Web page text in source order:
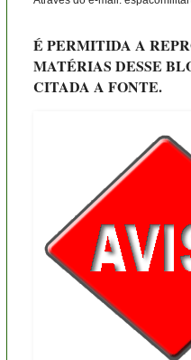
É PERMITIDA A
MATÉRIAS DESSE
CITADA A FONTE.